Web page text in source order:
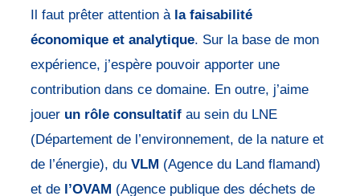
Il faut prêter attention à la faisabilité
économique et analytique. Sur la base de mon
expérience, j’espère pouvoir apporter une
contribution dans ce domaine. En outre, j’aime
jouer un rôle consultatif au sein du LNE
(Département de l’environnement, de la nature et
de l’énergie), du VLM (Agence du Land flamand)
et de l’OVAM (Agence publique des déchets de